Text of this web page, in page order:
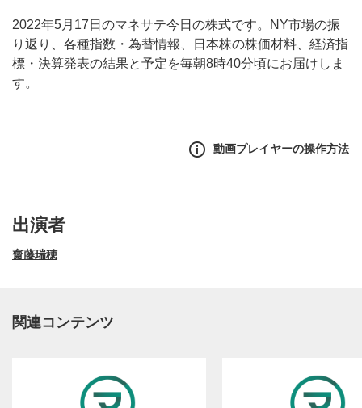
2022年5月17日のマネサテ今日の株式です。NY市場の振
り返り、各種指数・為替情報、日本株の株価材料、経済指
標・決算発表の結果と予定を毎朝8時40分頃にお届けしま
す。
動画プレイヤーの操作方法
出演者
齋藤瑞穂
関連コンテンツ